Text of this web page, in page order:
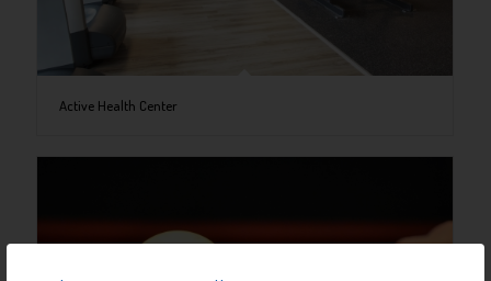
Active Health Center